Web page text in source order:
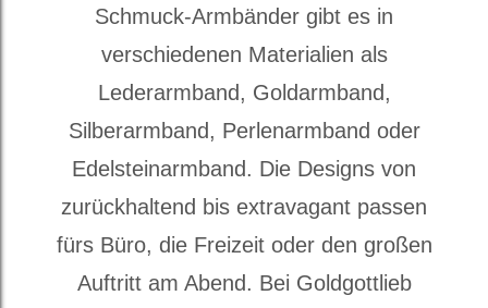
Schmuck-Armbänder gibt es in
verschiedenen Materialien als
Lederarmband, Goldarmband,
Silberarmband, Perlenarmband oder
Edelsteinarmband. Die Designs von
zurückhaltend bis extravagant passen
fürs Büro, die Freizeit oder den großen
Auftritt am Abend. Bei Goldgottlieb